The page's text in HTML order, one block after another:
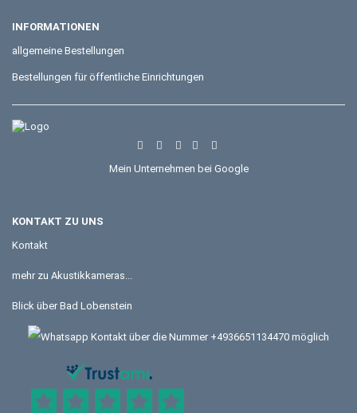
INFORMATIONEN
allgemeine Bestellungen
Bestellungen für öffentliche Einrichtungen
Mein Unternehmen bei Google
KONTAKT ZU UNS
Kontakt
mehr zu Akustikkameras...
Blick über Bad Lobenstein